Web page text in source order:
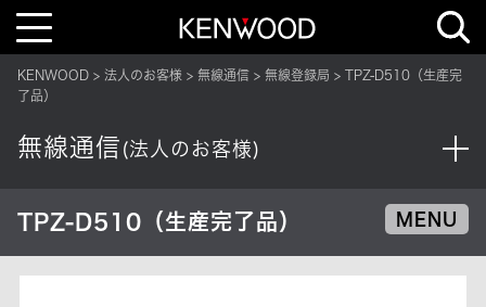
T
l
e
v
i
i
o
KENWOOD 法人のお客様 無線通信 無線登録局
TPZ-D510（生産完
了品）
無線通信 (法人のお客様)
TPZ-D510（生産完了品） MENU